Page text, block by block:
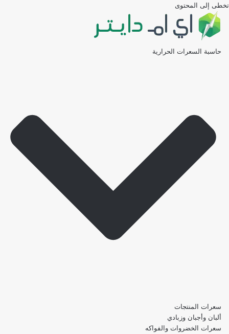
تخطى إلى المحتوى
حاسبة السعرات الحرارية
سعرات المنتجات
ألبان وأجبان وزبادي
سعرات الخضروات والفواكه